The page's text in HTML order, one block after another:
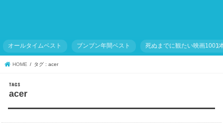
オールタイムベスト ブンブン年間ベスト 死ぬまでに観たい映画1001
HOME タグ : acer
acer